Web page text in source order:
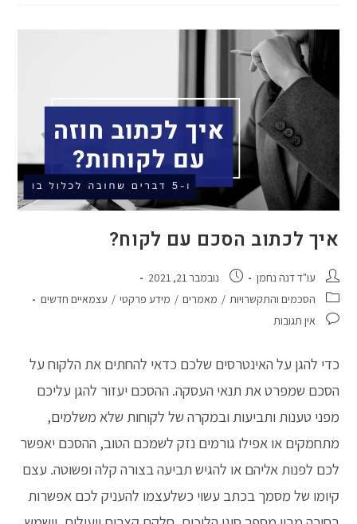
סרבנים?
איך לכתוב הסכם עם לקוח?
מחבר:עו"ד דנה נחמן פורסם:נובמבר 21, 2021
קטגוריה:הסכמים והתקשרויות / מאמרים / מידע פרקטי / עצמאיים חדשים
תגובות:אין תגובות
כדי להגן על האינטרסים שלכם כדאי להחתים את הלקוח על
הסכם שמפרט את תנאי העסקה. ההסכם יעזור להגן עליכם
מפני טענות ותביעות ובמקרה של לקוחות שלא משלמים,
מתחמקים או אפילו גורמים נזק לשמכם הטוב, ההסכם יאפשר
לכם לפנות אליהם או להגיש תביעה בצורה קלה ופשוטה. עצם
קיומו של מסמך בכתב עשוי כשלעצמו להעניק לכם אפשרות